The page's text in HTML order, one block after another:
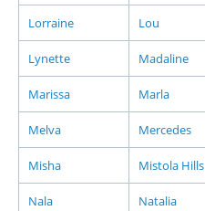
Lorraine Lou
Lynette Madaline
Marissa Marla
Melva Mercedes
Misha Mistola Hills
Nala Natalia